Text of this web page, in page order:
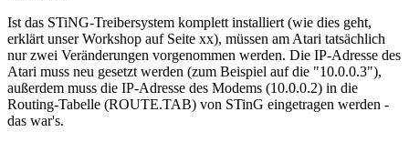
Ist das STiNG-Treibersystem komplett installiert (wie dies geht,
erklärt unser Workshop auf Seite xx), müssen am Atari tatsächlich
nur zwei Veränderungen vorgenommen werden. Die IP-Adresse des
Atari muss neu gesetzt werden (zum Beispiel auf die "10.0.0.3"),
außerdem muss die IP-Adresse des Modems (10.0.0.2) in die
Routing-Tabelle (ROUTE.TAB) von STinG eingetragen werden -
das war's.